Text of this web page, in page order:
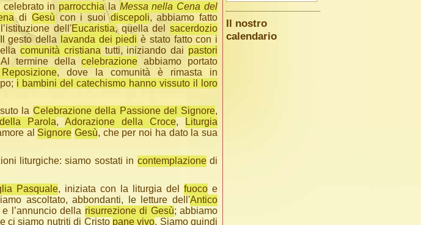
in parrocchiala Messa nella Cena del
di Gesù con i suoidiscepoli, abbiamo fatto
dell'Eucaristia, quella delsacerdozio
gesto della lavanda dei piedi è stato fatto con i
comunità cristiana tutti, iniziando dai pastori
termine dellacelebrazione abbiamo portato
, dove la comunità è rimasta in
i bambini del catechismo hanno vissuto il loro
la Celebrazione della Passione del Signore,
Parola, Adorazione della Croce,
Liturgia
al Signore Gesù, che per noi ha dato la sua
liturgiche: siamo sostati in contemplazionedi
Pasquale, iniziata con la liturgia del fuoco e
ascoltato, abbondanti, le letture dell'Antico
e l’annuncio della risurrezione di Gesù; abbiamo
ci siamo nutriti di Cristo pane vivo. Siamo quindi
Il nostro
calendario